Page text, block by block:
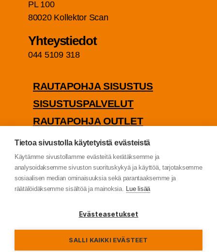
PL 100
80020 Kol­lek­tor Scan
Yhteys­tie­dot
044 5109 318
RAU­TA­POH­JA SISUSTUS
SISUS­TUS­PAL­VE­LUT
RAU­TA­POH­JA OUTLET
PUU­TA­VA­RA­KAUP­PA
TIE­TO­SUO­JA­SE­LOS­TE
© Rau­ta­poh­ja Oy (2022)
Tietoa sivustolla käytetyistä evästeistä
Käytämme sivustollamme evästeitä kerätäksemme ja
analysoidaksemme sivuston suorituskykyä ja käyttöä, tarjotaksemme
sosiaalisen median ominaisuuksia sekä parantaaksemme ja
räätälöidäksemme sisältöä ja mainoksia. Lue lisää
Evästeasetukset
SALLI KAIKKI EVÄSTEET